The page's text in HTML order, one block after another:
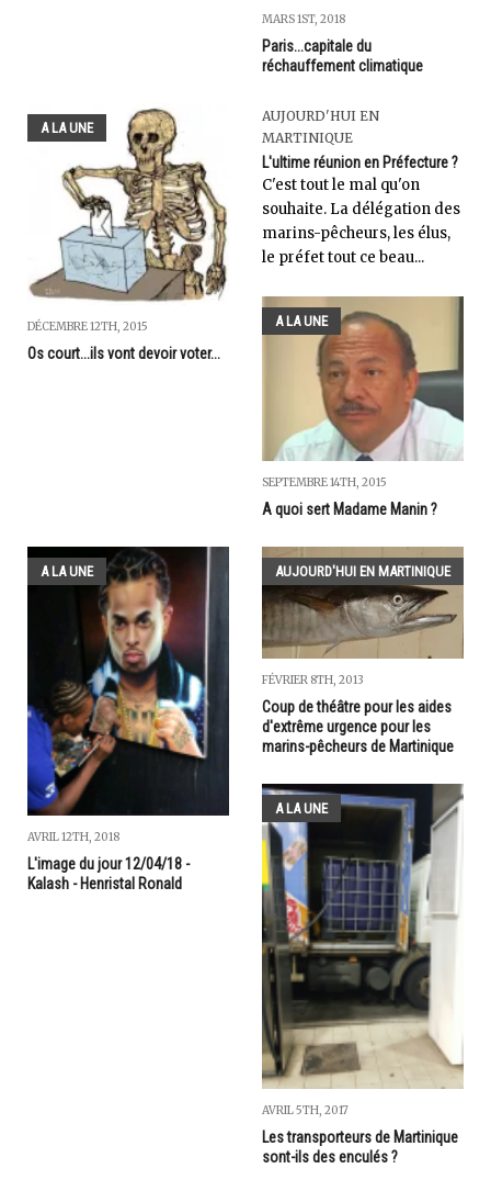
MARS 1ST, 2018
Paris...capitale du
réchauffement climatique
A LA UNE
DÉCEMBRE 12TH, 2015
Os court...ils vont devoir voter...
AUJOURD'HUI EN
MARTINIQUE
L'ultime réunion en Préfecture ?
C'est tout le mal qu'on
souhaite. La délégation des
marins-pêcheurs, les élus,
le préfet tout ce beau...
A LA UNE
SEPTEMBRE 14TH, 2015
A quoi sert Madame Manin ?
A LA UNE
AVRIL 12TH, 2018
L'image du jour 12/04/18 -
Kalash - Henristal Ronald
AUJOURD'HUI EN MARTINIQUE
FÉVRIER 8TH, 2013
Coup de théâtre pour les aides
d'extrême urgence pour les
marins-pêcheurs de Martinique
A LA UNE
AVRIL 5TH, 2017
Les transporteurs de Martinique
sont-ils des enculés ?